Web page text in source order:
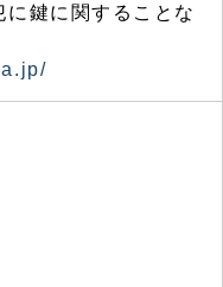
鍵に関することな